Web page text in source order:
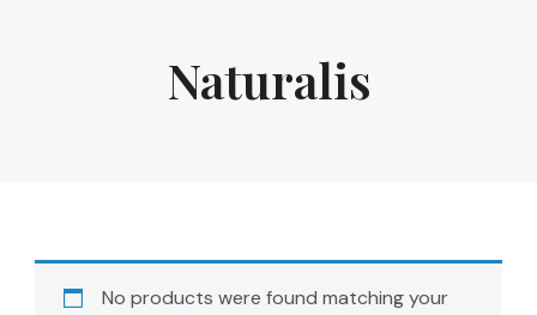
Naturalis
No products were found matching your